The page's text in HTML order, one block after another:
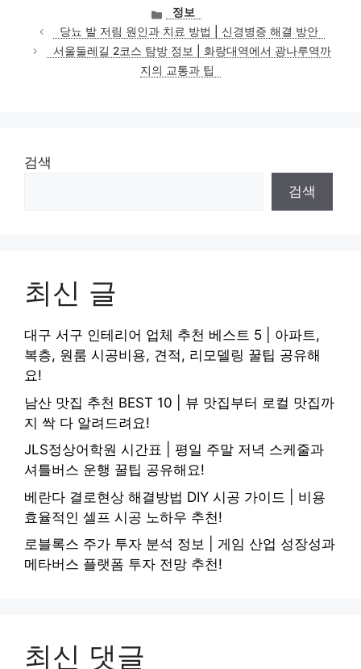
카
테
고
리
정보
당뇨 발 저림 원인과 치료 방법 | 신경병증 해결 방안
서울둘레길 2코스 탐방 정보 | 화랑대역에서 광나루역까
지의 교통과 팁
검색
검색
최신 글
대구 서구 인테리어 업체 추천 베스트 5 | 아파트,
복층, 원룸 시공비용, 견적, 리모델링 꿀팁 공유해
요!
남산 맛집 추천 BEST 10 | 뷰 맛집부터 로컬 맛집까
지 싹 다 알려드려요!
JLS정상어학원 시간표 | 평일 주말 저녁 스케줄과
셔틀버스 운행 꿀팁 공유해요!
베란다 결로현상 해결방법 DIY 시공 가이드 | 비용
효율적인 셀프 시공 노하우 추천!
로블록스 주가 투자 분석 정보 | 게임 산업 성장성과
메타버스 플랫폼 투자 전망 추천!
최신 댓글